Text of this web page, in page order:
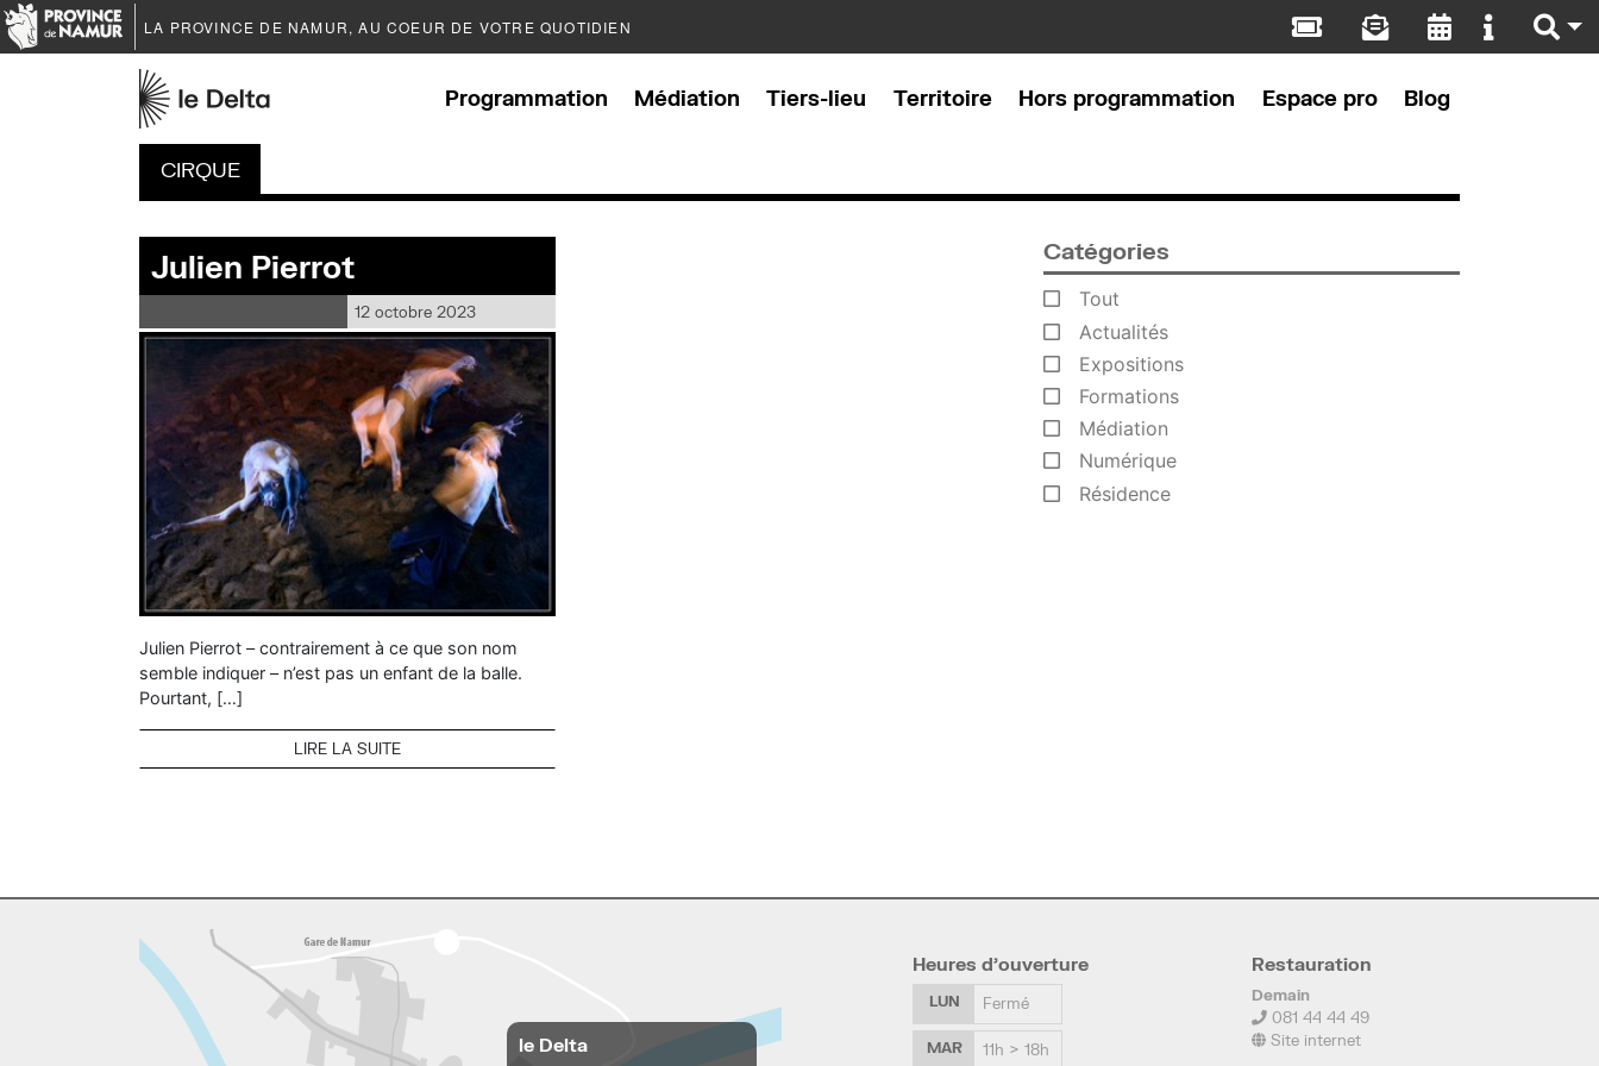
LA PROVINCE DE NAMUR, AU COEUR DE VOTRE QUOTIDIEN
Programmation Médiation Tiers-lieu Territoire Hors programmation Espace pro Blog
CIRQUE
Julien Pierrot
12 octobre 2023
Julien Pierrot – contrairement à ce que son nom
semble indiquer – n’est pas un enfant de la balle.
Pourtant, […]
LIRE LA SUITE
Catégories
Tout
Actualités
Expositions
Formations
Médiation
Numérique
Résidence
le Delta
Heures d’ouverture
LUN Fermé
MAR 11h > 18h
Restauration
Demain
081 44 44 49
Site internet